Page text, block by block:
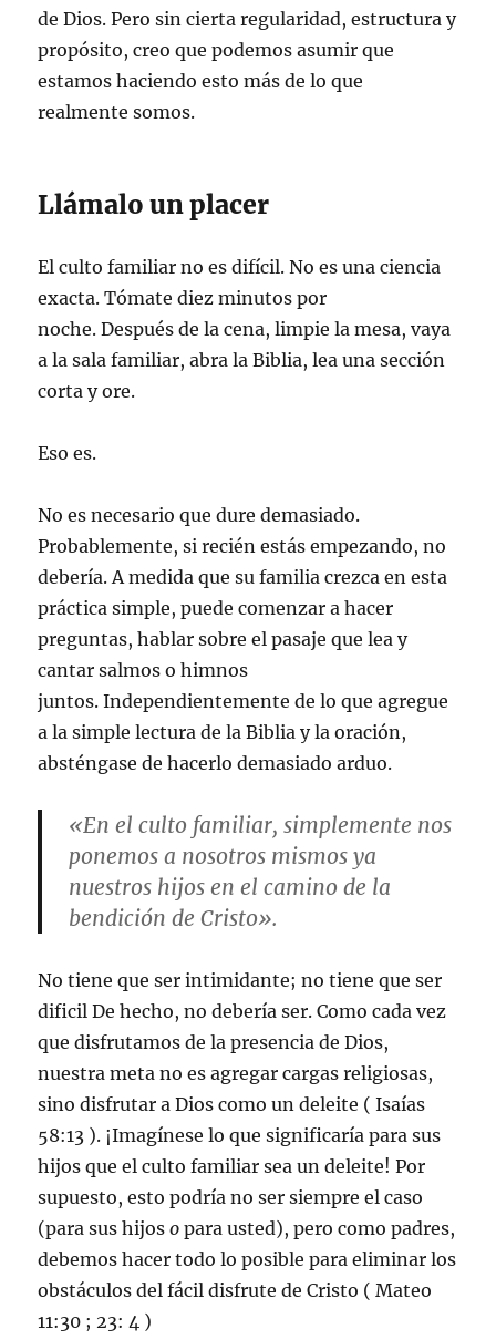
de Dios. Pero sin cierta regularidad, estructura y
propósito, creo que podemos asumir que
estamos haciendo esto más de lo que
realmente somos.
Llámalo un placer
El culto familiar no es difícil. No es una ciencia
exacta. Tómate diez minutos por
noche. Después de la cena, limpie la mesa, vaya
a la sala familiar, abra la Biblia, lea una sección
corta y ore.
Eso es.
No es necesario que dure demasiado.
Probablemente, si recién estás empezando, no
debería. A medida que su familia crezca en esta
práctica simple, puede comenzar a hacer
preguntas, hablar sobre el pasaje que lea y
cantar salmos o himnos
juntos. Independientemente de lo que agregue
a la simple lectura de la Biblia y la oración,
absténgase de hacerlo demasiado arduo.
«En el culto familiar, simplemente nos
ponemos a nosotros mismos ya
nuestros hijos en el camino de la
bendición de Cristo».
No tiene que ser intimidante; no tiene que ser
dificil De hecho, no debería ser. Como cada vez
que disfrutamos de la presencia de Dios,
nuestra meta no es agregar cargas religiosas,
sino disfrutar a Dios como un deleite (Isaías
58:13 ). ¡Imagínese lo que significaría para sus
hijos que el culto familiar sea un deleite! Por
supuesto, esto podría no ser siempre el caso
(para sus hijoso para usted), pero como padres,
debemos hacer todo lo posible para eliminar los
obstáculos del fácil disfrute de Cristo (Mateo
11:30 ; 23: 4 )